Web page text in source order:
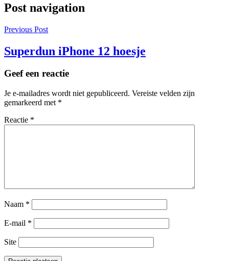
Post navigation
Previous Post
Superdun iPhone 12 hoesje
Geef een reactie
Je e-mailadres wordt niet gepubliceerd. Vereiste velden zijn
gemarkeerd met *
Reactie *
Naam *
E-mail *
Site